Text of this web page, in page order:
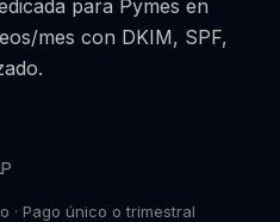
para Pymes en
mes con DKIM, SPF,
· Pago único o trimestral